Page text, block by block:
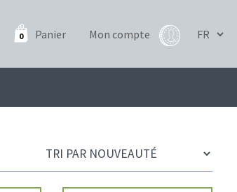
0 Panier Mon compte